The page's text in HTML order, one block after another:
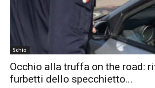
Schio
Occhio alla truffa on the road:
furbetti dello specchietto...